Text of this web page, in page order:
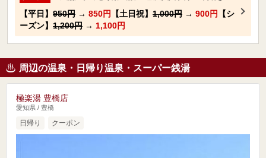
【平日】 950円 → 850円 【土日祝】 1,000円 → 900円
【シ
ーズン】 1,200円 → 1,100円
周辺の温泉・日帰り温泉・スーパー銭湯
極楽湯 豊橋店
愛知県 / 豊橋
日帰り クーポン